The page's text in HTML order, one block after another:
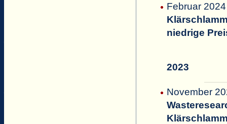
Februar
niedrige
2023
November